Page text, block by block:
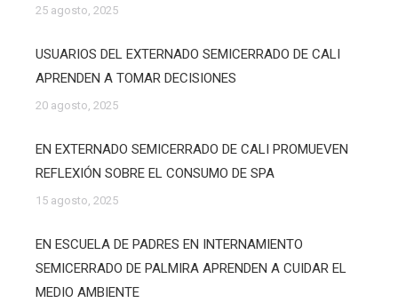
25 agosto, 2025
USUARIOS DEL EXTERNADO SEMICERRADO DE CALI
APRENDEN A TOMAR DECISIONES
20 agosto, 2025
EN EXTERNADO SEMICERRADO DE CALI PROMUEVEN
REFLEXIÓN SOBRE EL CONSUMO DE SPA
15 agosto, 2025
EN ESCUELA DE PADRES EN INTERNAMIENTO
SEMICERRADO DE PALMIRA APRENDEN A CUIDAR EL
MEDIO AMBIENTE